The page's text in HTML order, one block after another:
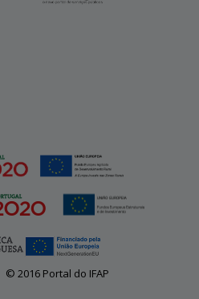
© 2016 Portal do IFAP